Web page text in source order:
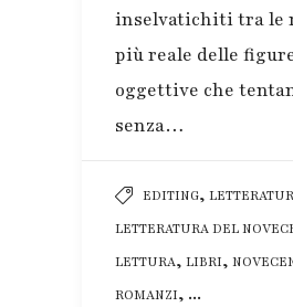
inselvatichiti tra le
più reale delle
oggettive che
senza…
EDITING,
LETTERATURA DEL
LETTURA, LIBRI,
ROMANZI, ...